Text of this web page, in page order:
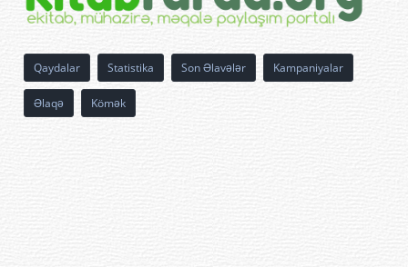
Qaydalar Statistika Son Əlavələr Kampaniyalar
Əlaqə Kömək